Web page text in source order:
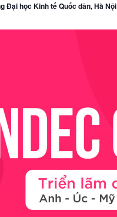
Đại học Kinh tế Quốc dân, Hà Nội